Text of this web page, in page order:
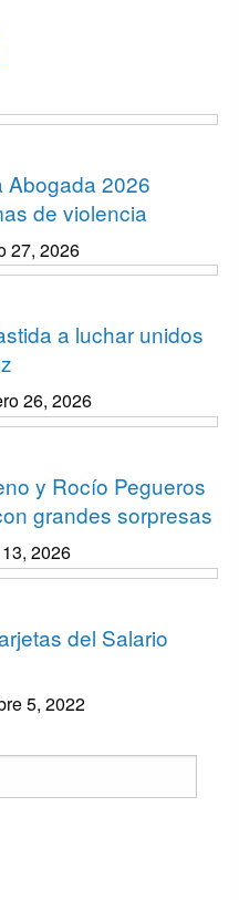
Abogada 2026
de violencia
27, 2026
a luchar unidos
26, 2026
y Rocío Pegueros
grandes sorpresas
2026
del Salario
5, 2022